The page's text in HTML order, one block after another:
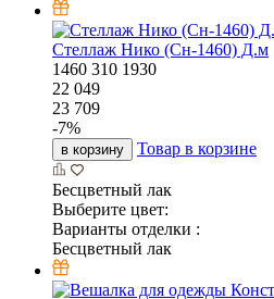
Стеллаж Нико (Сн-1460) Д.м
1460 310 1930
22 049
23 709
-7%
в корзину Товар в корзине
Бесцветный лак
Выберите цвет:
Варианты отделки :
Бесцветный лак